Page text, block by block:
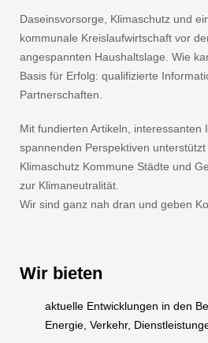
Daseinsvorsorge, Klimaschutz und
kommunale Kreislaufwirtschaft vor
angespannten Haushaltslage. Wie
Basis für Erfolg: qualifizierte
Partnerschaften.
Mit fundierten Artikeln, interessanten
spannenden Perspektiven
Klimaschutz Kommune Städte und
zur Klimaneutralität.
Wir sind ganz nah dran und geben
Wir bieten
aktuelle Entwicklungen in den
Energie, Verkehr,